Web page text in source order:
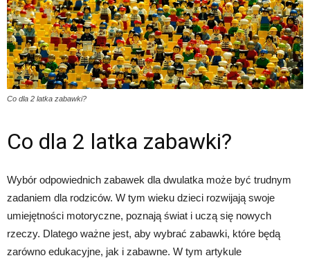
Co dla 2 latka zabawki?
Co dla 2 latka zabawki?
Wybór odpowiednich zabawek dla dwulatka może być trudnym
zadaniem dla rodziców. W tym wieku dzieci rozwijają swoje
umiejętności motoryczne, poznają świat i uczą się nowych
rzeczy. Dlatego ważne jest, aby wybrać zabawki, które będą
zarówno edukacyjne, jak i zabawne. W tym artykule